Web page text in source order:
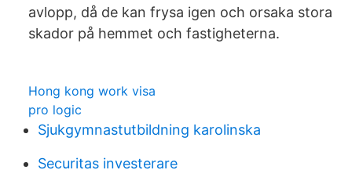
avlopp, då de kan frysa igen och orsaka stora
skador på hemmet och fastigheterna.
Hong kong work visa
pro logic
Sjukgymnastutbildning karolinska
Securitas investerare